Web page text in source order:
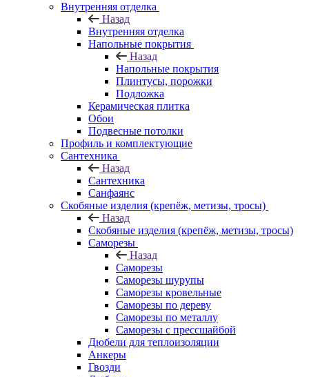
Внутренняя отделка
Назад
Внутренняя отделка
Напольные покрытия
Назад
Напольные покрытия
Плинтусы, порожки
Подложка
Керамическая плитка
Обои
Подвесные потолки
Профиль и комплектующие
Сантехника
Назад
Сантехника
Санфаянс
Скобяные изделия (крепёж, метизы, тросы)
Назад
Скобяные изделия (крепёж, метизы, тросы)
Саморезы
Назад
Саморезы
Саморезы шурупы
Саморезы кровельные
Саморезы по дереву
Саморезы по металлу
Саморезы с прессшайбой
Дюбели для теплоизоляции
Анкеры
Гвозди